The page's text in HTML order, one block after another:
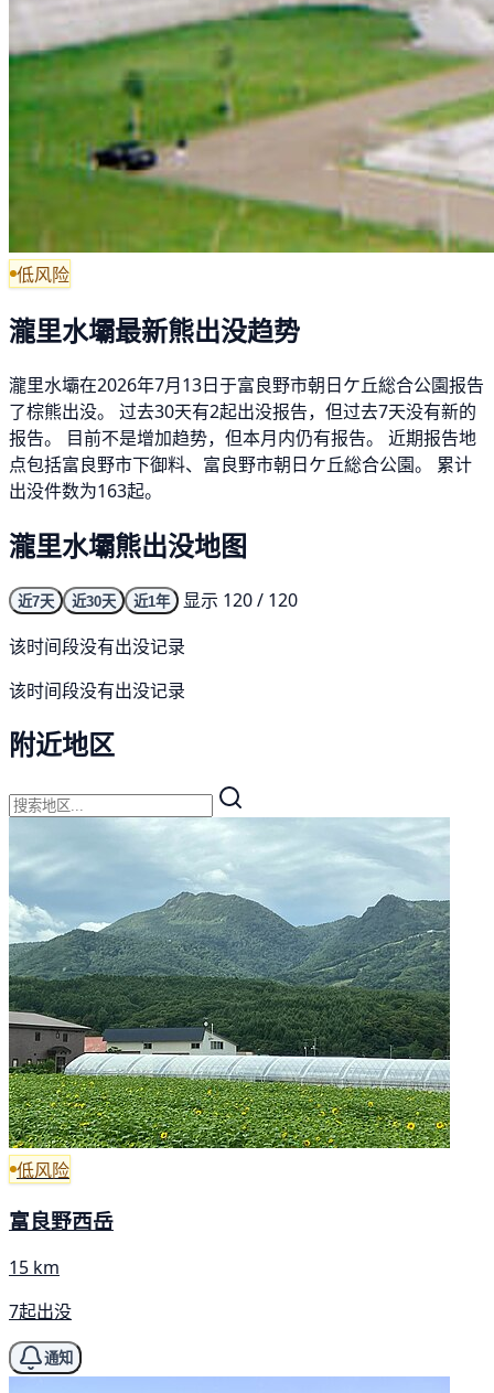
低风险
瀧里水壩最新熊出没趋势
瀧里水壩在2026年7月13日于富良野市朝日ケ丘総合公園报告
了棕熊出没。 过去30天有2起出没报告，但过去7天没有新的
报告。 目前不是增加趋势，但本月内仍有报告。 近期报告地
点包括富良野市下御料、富良野市朝日ケ丘総合公園。 累计
出没件数为163起。
瀧里水壩熊出没地图
近7天 近30天 近1年
显示 120 / 120
该时间段没有出没记录
该时间段没有出没记录
附近地区
低风险
富良野西岳
15 km
7起出没
通知